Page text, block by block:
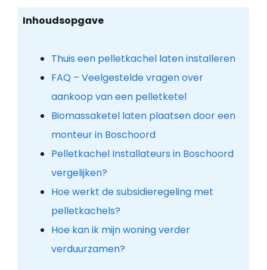
Inhoudsopgave
Thuis een pelletkachel laten installeren
FAQ – Veelgestelde vragen over
aankoop van een pelletketel
Biomassaketel laten plaatsen door een
monteur in Boschoord
Pelletkachel Installateurs in Boschoord
vergelijken?
Hoe werkt de subsidieregeling met
pelletkachels?
Hoe kan ik mijn woning verder
verduurzamen?